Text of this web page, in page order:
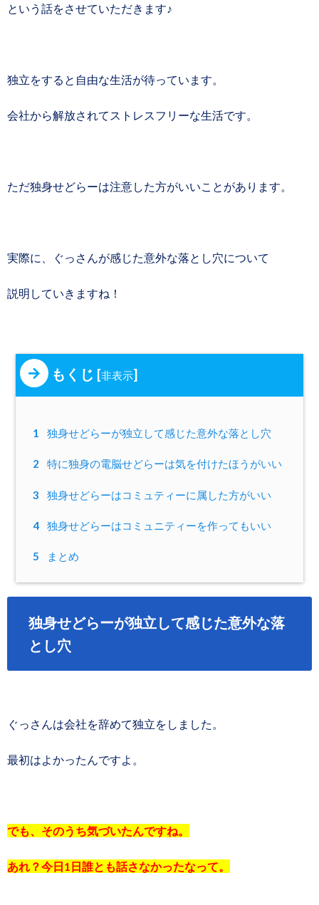
という話をさせていただきます♪
独立をすると自由な生活が待っています。
会社から解放されてストレスフリーな生活です。
ただ独身せどらーは注意した方がいいことがあります。
実際に、ぐっさんが感じた意外な落とし穴について
説明していきますね！
もくじ [非表示]
1 独身せどらーが独立して感じた意外な落とし穴
2 特に独身の電脳せどらーは気を付けたほうがいい
3 独身せどらーはコミュティーに属した方がいい
4 独身せどらーはコミュニティーを作ってもいい
5 まとめ
独身せどらーが独立して感じた意外な落
とし穴
ぐっさんは会社を辞めて独立をしました。
最初はよかったんですよ。
でも、そのうち気づいたんですね。
あれ？今日1日誰とも話さなかったなって。